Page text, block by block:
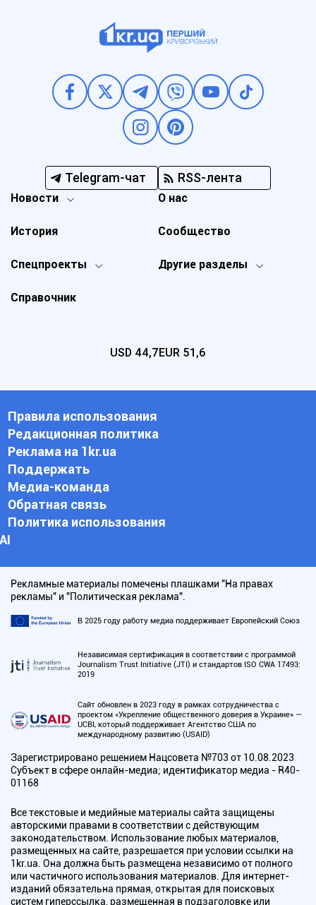
Telegram-чат RSS-лента
Новости
Спецпроекты Другие разделы
История
О нас
Справочник
Сообщество
USD 44,7EUR 51,6
Правила использования
Редакционная политика
Реклама на 1kr.ua
Поддержать
Медиа-команда
Обратная связь
Политика использования
АI
Рекламные материалы помечены плашками "На правах
рекламы" и "Политическая реклама".
В 2025 году работу медиа поддерживает Европейский Союз
Независимая сертификация в соответствии с программой
Journalism Trust Initiative (JTI) и стандартов ISO CWA 17493:
2019
Сайт обновлен в 2023 году в рамках сотрудничества с
проектом «Укрепление общественного доверия в Украине» —
UCBI, который поддерживает Агентство США по
международному развитию (USAID)
Зарегистрировано решением Нацсовета №703 от 10.08.2023
Субъект в сфере онлайн-медиа; идентификатор медиа - R40-
01168
Все текстовые и медийные материалы сайта защищены
авторскими правами в соответствии с действующим
законодательством. Использование любых материалов,
размещенных на сайте, разрешается при условии ссылки на
1kr.ua. Она должна быть размещена независимо от полного
или частичного использования материалов. Для интернет-
изданий обязательна прямая, открытая для поисковых
систем гиперссылка, размещенная в подзаголовке или